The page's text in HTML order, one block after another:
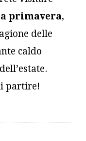
primavera,
delle
caldo
partire!